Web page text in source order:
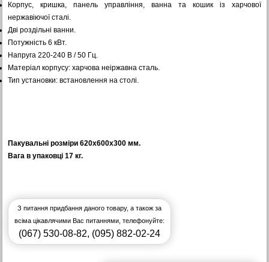
Корпус, кришка, панель управління, ванна та кошик із харчової
нержавіючої сталі.
Дві роздільні ванни.
Потужність 6 кВт.
Напруга 220-240 В / 50 Гц.
Матеріал корпусу: харчова неіржавна сталь.
Тип установки: встановлення на столі.
Пакувальні розміри 620x600x300 мм.
Вага в упаковці 17 кг.
З питання придбання даного товару, а також за
всіма цікавлячими Вас питаннями, телефонуйте:
(067) 530-08-82, (095) 882-02-24